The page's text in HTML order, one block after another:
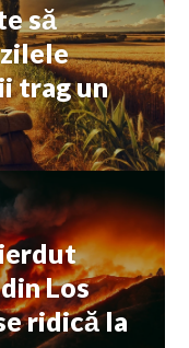
să
zilele
trag un
Los
ridică la